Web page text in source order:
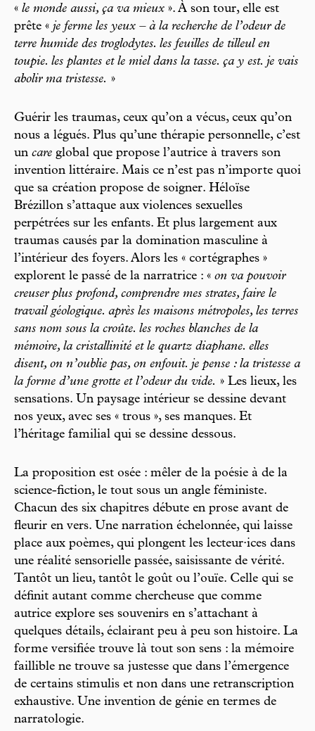
« le monde aussi, ça va mieux ». À son tour, elle est
prête « je ferme les yeux – à la recherche de l’odeur de
terre humide des troglodytes. les feuilles de tilleul en
toupie. les plantes et le miel dans la tasse. ça y est. je vais
abolir ma tristesse. »
Guérir les traumas, ceux qu’on a vécus, ceux qu’on
nous a légués. Plus qu’une thérapie personnelle, c’est
un care global que propose l’autrice à travers son
invention littéraire. Mais ce n’est pas n’importe quoi
que sa création propose de soigner. Héloïse
Brézillon s’attaque aux violences sexuelles
perpétrées sur les enfants. Et plus largement aux
traumas causés par la domination masculine à
l’intérieur des foyers. Alors les « cortégraphes »
explorent le passé de la narratrice : « on va pouvoir
creuser plus profond, comprendre mes strates, faire le
travail géologique. après les maisons métropoles, les terres
sans nom sous la croûte. les roches blanches de la
mémoire, la cristallinité et le quartz diaphane. elles
disent, on n’oublie pas, on enfouit. je pense : la tristesse a
la forme d’une grotte et l’odeur du vide. » Les lieux, les
sensations. Un paysage intérieur se dessine devant
nos yeux, avec ses « trous », ses manques. Et
l’héritage familial qui se dessine dessous.
La proposition est osée : mêler de la poésie à de la
science-fiction, le tout sous un angle féministe.
Chacun des six chapitres débute en prose avant de
fleurir en vers. Une narration échelonnée, qui laisse
place aux poèmes, qui plongent les lecteur·ices dans
une réalité sensorielle passée, saisissante de vérité.
Tantôt un lieu, tantôt le goût ou l’ouïe. Celle qui se
définit autant comme chercheuse que comme
autrice explore ses souvenirs en s’attachant à
quelques détails, éclairant peu à peu son histoire. La
forme versifiée trouve là tout son sens : la mémoire
faillible ne trouve sa justesse que dans l’émergence
de certains stimulis et non dans une retranscription
exhaustive. Une invention de génie en termes de
narratologie.